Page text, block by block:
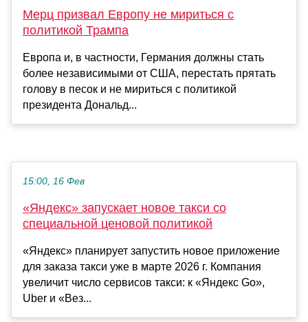
Мерц призвал Европу не мириться с
политикой Трампа
Европа и, в частности, Германия должны стать
более независимыми от США, перестать прятать
голову в песок и не мириться с политикой
президента Дональд...
15:00, 16 Фев
«Яндекс» запускает новое такси со
специальной ценовой политикой
«Яндекс» планирует запустить новое приложение
для заказа такси уже в марте 2026 г. Компания
увеличит число сервисов такси: к «Яндекс Go»,
Uber и «Вез...